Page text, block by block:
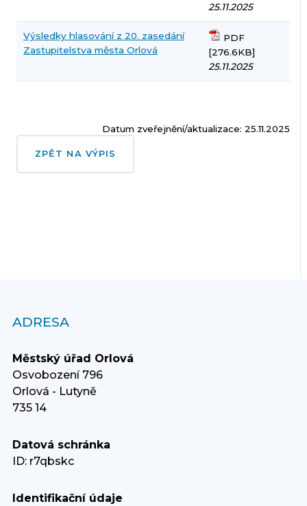
25.11.2025
Výsledky hlasování z 20. zasedání
Zastupitelstva města Orlová
PDF
[276.6KB]
25.11.2025
Datum zveřejnění/aktualizace: 25.11.2025
ZPĚT NA VÝPIS
ADRESA
Městský úřad Orlová
Osvobození 796
Orlová - Lutyně
735 14
Datová schránka
ID: r7qbskc
Identifikační údaje